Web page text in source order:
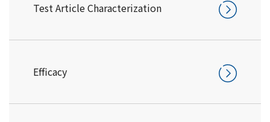
Test Article Characterization
Efficacy